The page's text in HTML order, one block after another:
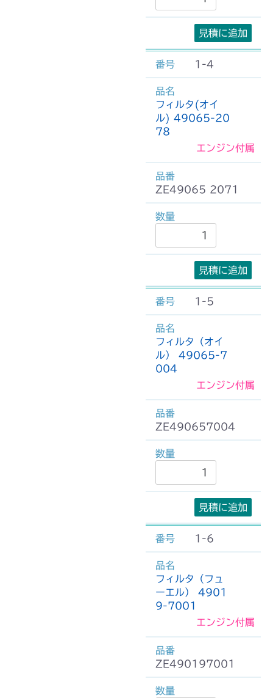
見積に追加
1-4
フィルタ(オイ
ル) 49065-20
78
エンジン付属
ZE49065 2071
見積に追加
1-5
フィルタ（オイ
ル） 49065-7
004
エンジン付属
ZE490657004
見積に追加
1-6
フィルタ（フュ
ーエル） 4901
9-7001
エンジン付属
ZE490197001